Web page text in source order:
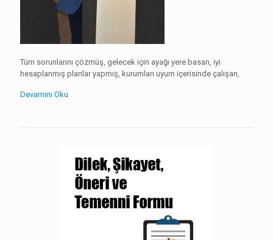
Tüm sorunlarını çözmüş, gelecek için ayağı yere basan, iyi
hesaplanmış planlar yapmış, kurumları uyum içerisinde çalışan,
Devamını Oku